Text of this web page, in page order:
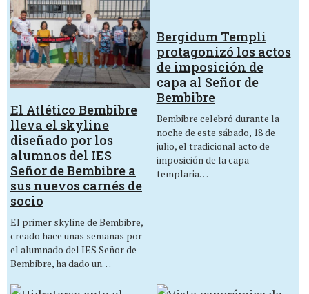
El Atlético Bembibre
lleva el skyline
diseñado por los
alumnos del IES
Señor de Bembibre a
sus nuevos carnés de
socio
El primer skyline de Bembibre,
creado hace unas semanas por
el alumnado del IES Señor de
Bembibre, ha dado un…
Bergidum Templi
protagonizó los actos
de imposición de
capa al Señor de
Bembibre
Bembibre celebró durante la
noche de este sábado, 18 de
julio, el tradicional acto de
imposición de la capa
templaria…